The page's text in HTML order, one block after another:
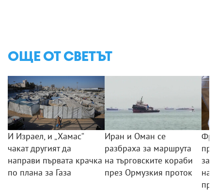
ОЩЕ ОТ СВЕТЪТ
И Израел, и „Хамас“
чакат другият да
направи първата крачка
по плана за Газа
Иран и Оман се
разбраха за маршрута
на търговските кораби
през Ормузкия проток